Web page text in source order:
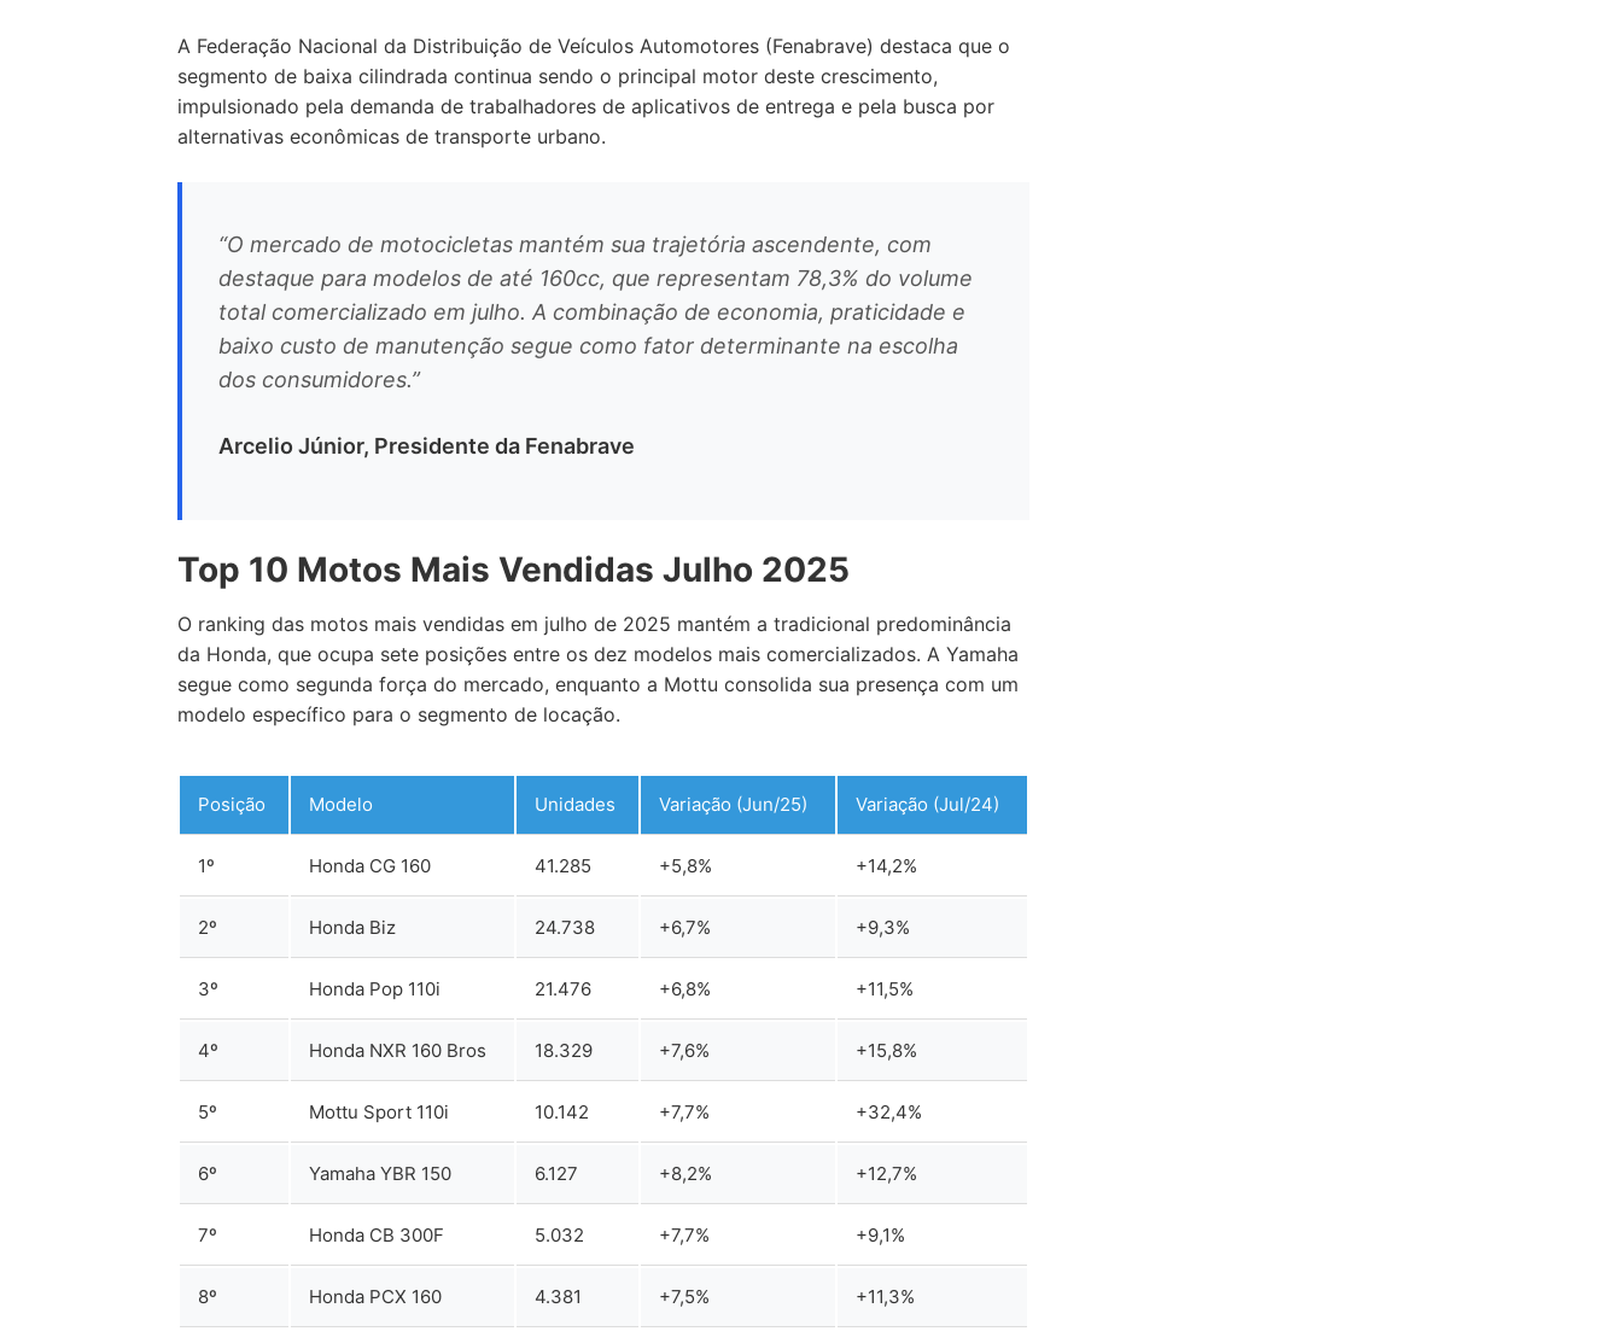
A Federação Nacional da Distribuição de Veículos Automotores (Fenabrave) destaca que o
segmento de baixa cilindrada continua sendo o principal motor deste crescimento,
impulsionado pela demanda de trabalhadores de aplicativos de entrega e pela busca por
alternativas econômicas de transporte urbano.
“O mercado de motocicletas mantém sua trajetória ascendente, com
destaque para modelos de até 160cc, que representam 78,3% do volume
total comercializado em julho. A combinação de economia, praticidade e
baixo custo de manutenção segue como fator determinante na escolha
dos consumidores.”
Arcelio Júnior, Presidente da Fenabrave
Top 10 Motos Mais Vendidas Julho 2025
O ranking das motos mais vendidas em julho de 2025 mantém a tradicional predominância
da Honda, que ocupa sete posições entre os dez modelos mais comercializados. A Yamaha
segue como segunda força do mercado, enquanto a Mottu consolida sua presença com um
modelo específico para o segmento de locação.
Posição Modelo Unidades Variação (Jun/25) Variação (Jul/24)
1º Honda CG 160 41.285 +5,8% +14,2%
2º Honda Biz 24.738 +6,7% +9,3%
3º Honda Pop 110i 21.476 +6,8% +11,5%
4º Honda NXR 160 Bros 18.329 +7,6% +15,8%
5º Mottu Sport 110i 10.142 +7,7% +32,4%
6º Yamaha YBR 150 6.127 +8,2% +12,7%
7º Honda CB 300F 5.032 +7,7% +9,1%
8º Honda PCX 160 4.381 +7,5% +11,3%